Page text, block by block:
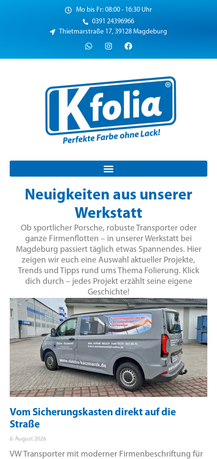
Mo bis Fr: 08:00 - 16:30 Uhr
0391 24396966
Thietmarstraße 17, 39128 Magdeburg
Neuigkeiten aus unserer
Werkstatt
Ob sportlicher Porsche, robuste Transporter oder
ganze Firmenflotten – in unserer Werkstatt bei
Magdeburg passiert täglich etwas Spannendes. Hier
zeigen wir euch eine Auswahl aktueller Projekte,
Trends und Tipps rund ums Thema Folierung. Klick
dich durch – jedes Projekt erzählt seine eigene
Geschichte!
Vom Sicherungskasten direkt auf die
Straße
6. August 2026
VW Transporter mit moderner Firmenbeschriftung für